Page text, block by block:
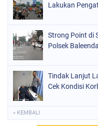
Lakukan
Strong Point di
Polsek
Tindak Lanjut
Cek Kondisi
« KEMBALI